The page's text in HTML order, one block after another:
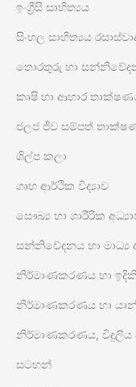
ඉංග්‍රීසි සාහිත්‍යය
සිංහල සාහිත්‍යය
තොරතුරු හා
කෘෂි හා ආහාර
ජලජ ජීව සම්පත්
ශිල්ප කලා
ගෘහ ආර්ථික විද්‍යාව
සෞඛ්‍ය හා ශාරීරික
සන්නිවේදනය හා මාධ්‍ය
නිර්මාණකරණය හා
නිර්මාණකරණය හා
නිර්මාණකරණය, විදුලිය
සටහන්